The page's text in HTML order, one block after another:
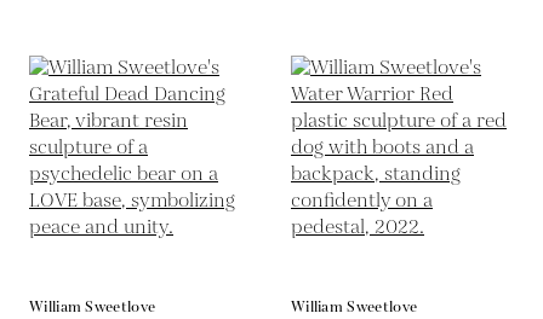
William Sweetlove
William Sweetlove